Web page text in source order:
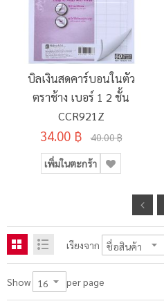
บิลเงินสดคาร์บอนในตัว
ตราช้าง เบอร์ 1 2 ชั้น
CCR921Z
34.00 ฿ 40.00 ฿
เพิ่มในตะกร้า
เรียงจาก
Show per page